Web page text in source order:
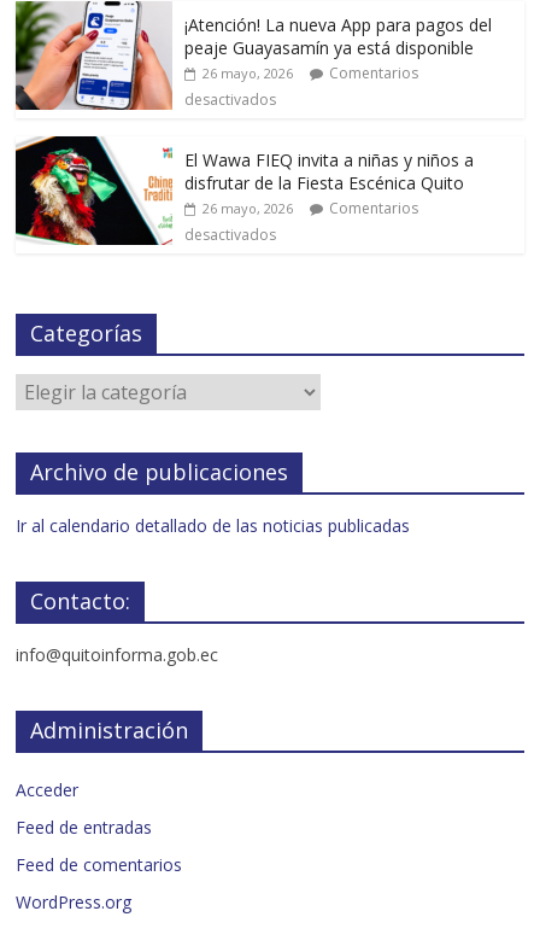
¡Atención! La nueva App para pagos del
peaje Guayasamín ya está disponible
26 mayo, 2026
Comentarios
desactivados
El Wawa FIEQ invita a niñas y niños a
disfrutar de la Fiesta Escénica Quito
26 mayo, 2026
Comentarios
desactivados
Categorías
Archivo de publicaciones
Ir al calendario detallado de las noticias publicadas
Contacto:
info@quitoinforma.gob.ec
Administración
Acceder
Feed de entradas
Feed de comentarios
WordPress.org